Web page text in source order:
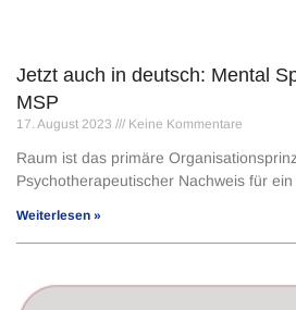
Jetzt auch in deutsch: Mental
MSP
17. August 2023 Keine Kommentare
Raum ist das primäre
Psychotherapeutischer Nachweis für
Weiterlesen »